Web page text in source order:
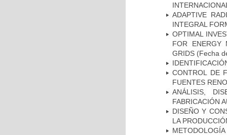
ADAPTIVE
INTEGRAL
OPTIMAL
FOR ENERGY
GRIDS (Fecha
CONTROL DE
FUENTES
ANÁLISIS,
FABRICACIÓN
DISEÑO Y
LA